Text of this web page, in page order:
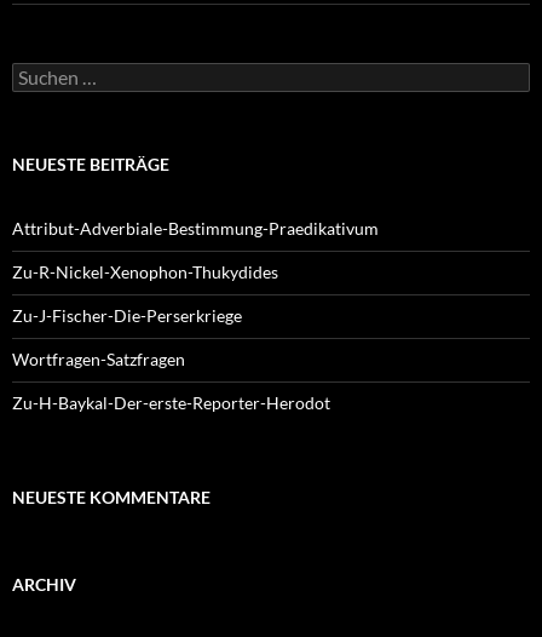
Suchen
nach:
NEUESTE BEITRÄGE
Attribut-Adverbiale-Bestimmung-Praedikativum
Zu-R-Nickel-Xenophon-Thukydides
Zu-J-Fischer-Die-Perserkriege
Wortfragen-Satzfragen
Zu-H-Baykal-Der-erste-Reporter-Herodot
NEUESTE KOMMENTARE
ARCHIV